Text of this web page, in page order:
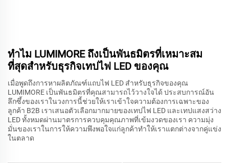
ทำไม LUMIMORE ถึงเป็นพันธมิตรที่เหมาะสม
ที่สุดสำหรับธุรกิจเทปไฟ LED ของคุณ
เมื่อพูดถึงการหาผลิตภัณฑ์แถบไฟ LED สำหรับธุรกิจของคุณ
LUMIMORE เป็นพันธมิตรที่คุณสามารถไว้วางใจได้ ประสบการณ์อัน
ลึกซึ้งของเราในวงการนี้ช่วยให้เราเข้าใจความต้องการเฉพาะของ
ลูกค้า B2B เราเสนอตัวเลือกมากมายของเทปไฟ LED และเทปแสงสว่าง
LED ทั้งหมดผ่านมาตรการควบคุมคุณภาพที่เข้มงวดของเรา ความมุ่ง
มั่นของเราในการให้ความพึงพอใจแก่ลูกค้าทำให้เราแตกต่างจากคู่แข่ง
ในตลาด